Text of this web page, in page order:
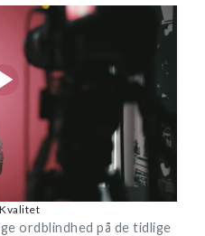
ordblindhed på de tidlige